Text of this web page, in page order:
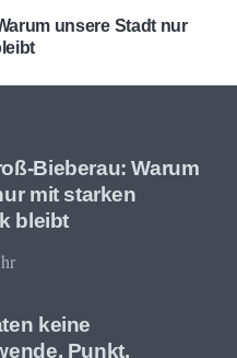
unsere Stadt nur
Bieberau: Warum
mit starken
bleibt
keine
Punkt.